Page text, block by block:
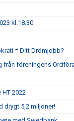
kl.18.30
= Ditt Drömjobb?
från föreningens
2022
drygt 5,2 miljoner!